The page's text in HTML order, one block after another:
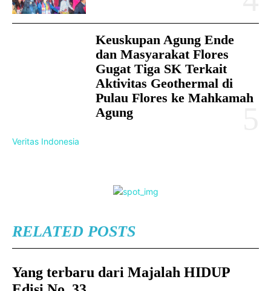
Keuskupan Agung Ende
dan Masyarakat Flores
Gugat Tiga SK Terkait
Aktivitas Geothermal di
Pulau Flores ke Mahkamah
Agung
Veritas Indonesia
RELATED POSTS
Yang terbaru dari Majalah HIDUP